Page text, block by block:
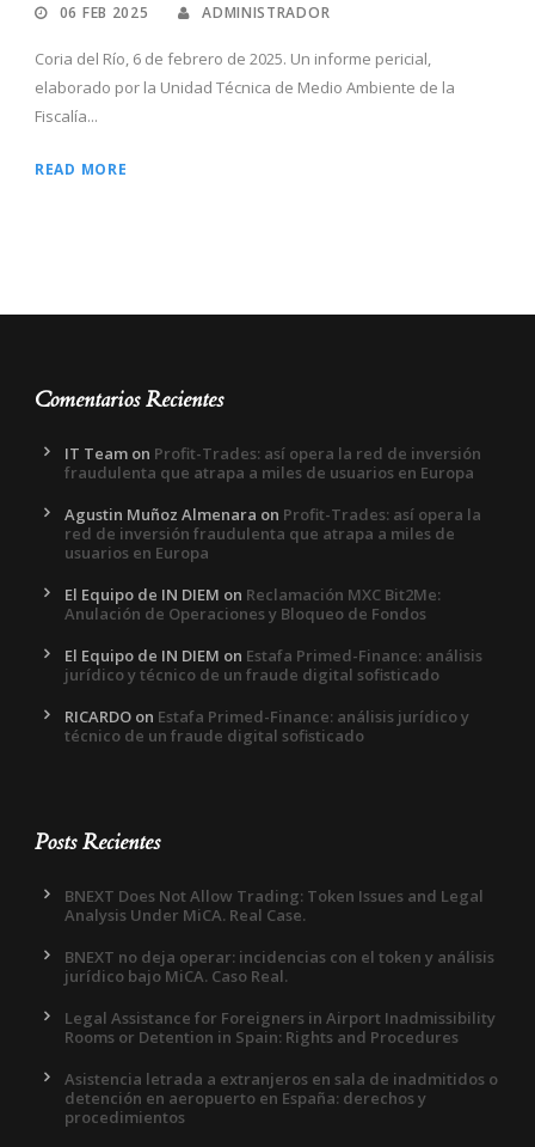
06 FEB 2025 ADMINISTRADOR
Coria del Río, 6 de febrero de 2025. Un informe pericial,
elaborado por la Unidad Técnica de Medio Ambiente de la
Fiscalía...
READ MORE
Comentarios Recientes
IT Team on Profit-Trades: así opera la red de inversión
fraudulenta que atrapa a miles de usuarios en Europa
Agustin Muñoz Almenara on Profit-Trades: así opera la
red de inversión fraudulenta que atrapa a miles de
usuarios en Europa
El Equipo de IN DIEM on Reclamación MXC Bit2Me:
Anulación de Operaciones y Bloqueo de Fondos
El Equipo de IN DIEM on Estafa Primed-Finance: análisis
jurídico y técnico de un fraude digital sofisticado
RICARDO on Estafa Primed-Finance: análisis jurídico y
técnico de un fraude digital sofisticado
Posts Recientes
BNEXT Does Not Allow Trading: Token Issues and Legal
Analysis Under MiCA. Real Case.
BNEXT no deja operar: incidencias con el token y análisis
jurídico bajo MiCA. Caso Real.
Legal Assistance for Foreigners in Airport Inadmissibility
Rooms or Detention in Spain: Rights and Procedures
Asistencia letrada a extranjeros en sala de inadmitidos o
detención en aeropuerto en España: derechos y
procedimientos